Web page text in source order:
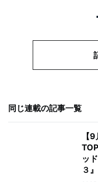
同じ連載の記事一覧
【
ッ
３